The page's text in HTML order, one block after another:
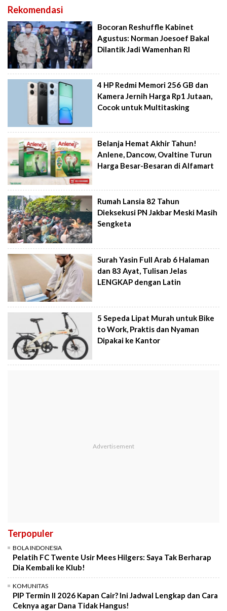
Rekomendasi
Bocoran Reshuffle Kabinet
Agustus: Norman Joesoef Bakal
Dilantik Jadi Wamenhan RI
4 HP Redmi Memori 256 GB dan
Kamera Jernih Harga Rp1 Jutaan,
Cocok untuk Multitasking
Belanja Hemat Akhir Tahun!
Anlene, Dancow, Ovaltine Turun
Harga Besar-Besaran di Alfamart
Rumah Lansia 82 Tahun
Dieksekusi PN Jakbar Meski Masih
Sengketa
Surah Yasin Full Arab 6 Halaman
dan 83 Ayat, Tulisan Jelas
LENGKAP dengan Latin
5 Sepeda Lipat Murah untuk Bike
to Work, Praktis dan Nyaman
Dipakai ke Kantor
Terpopuler
BOLA INDONESIA
Pelatih FC Twente Usir Mees Hilgers: Saya Tak Berharap
Dia Kembali ke Klub!
KOMUNITAS
PIP Termin II 2026 Kapan Cair? Ini Jadwal Lengkap dan Cara
Ceknya agar Dana Tidak Hangus!